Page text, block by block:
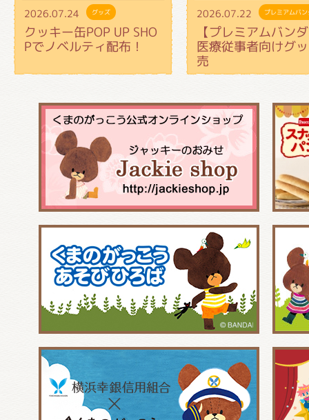
2026.07.24 グッズ
クッキー缶POP UP SHO
Pでノベルティ配布！
2026.07.22 プレミアムバ
【プレミアムバン
医療従事者向けグ
売